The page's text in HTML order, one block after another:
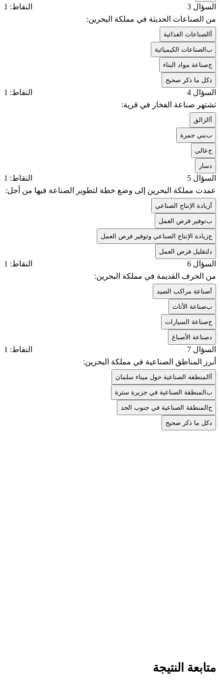
السؤال 3
النقاط: 1
من الصناعات الحديثة في مملكة البحرين:
الصناعات الغذائية
بالصناعات الكيميائية
جصناعة مواد البناء
كل ما ذكر صحيح
السؤال 4
النقاط: 1
تشتهر صناعة الفخار في قرية:
الزالق
ببني جمرة
جعالي
سار
السؤال 5
النقاط: 1
عمدت مملكة البحرين إلى وضع خطة لتطوير الصناعة فيها من أجل:
زيادة الإنتاج الصناعي
بتوفير فرص العمل
جزيادة الإنتاج الصناعي وتوفير فرص العمل
لتقليل فرص العمل
السؤال 6
النقاط: 1
من الحرف القديمة في مملكة البحرين:
صناعة مراكب الصيد
بصناعة الأثاث
جصناعة السيارات
صناعة الأصباغ
السؤال 7
النقاط: 1
أبرز المناطق الصناعية في مملكة البحرين:
المنطقة الصناعية حول ميناء سلمان
بالمنطقة الصناعية في جزيرة سترة
جالمنطقة الصناعية في جنوب الحد
كل ما ذكر صحيح
متابعة النتيجة